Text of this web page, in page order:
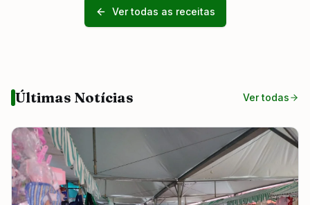
Ver todas as receitas
Últimas Notícias Ver todas